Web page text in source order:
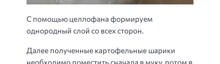
С помощью целлофана формируем
однородный слой со всех сторон.
Далее полученные картофельные шарики